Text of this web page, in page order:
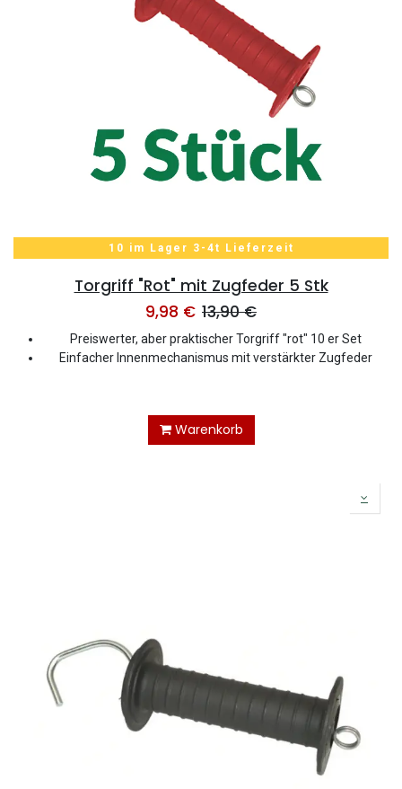
10 im Lager 3-4t Lieferzeit
Torgriff "Rot" mit Zugfeder 5 Stk
9,98 € 13,90€
Preiswerter, aber praktischer Torgriff "rot" 10 er Set
Einfacher Innenmechanismus mit verstärkter Zugfeder
Warenkorb